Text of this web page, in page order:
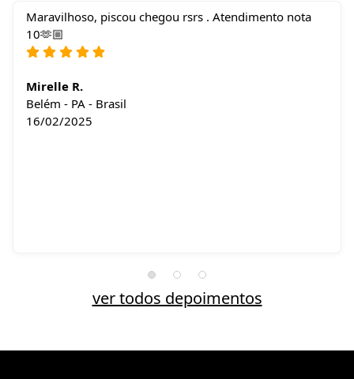
Maravilhoso, piscou chegou rsrs . Atendimento nota
10🫶🏼
Mirelle R.
Belém - PA - Brasil
16/02/2025
ver todos depoimentos